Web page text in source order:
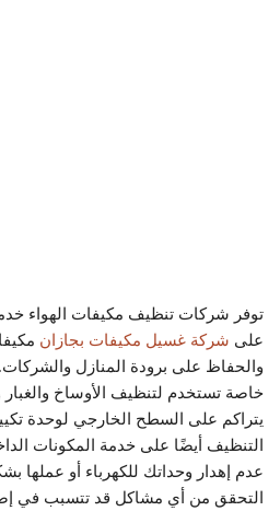
توفر شركات تنظيف مكيفات الهواء
على شركة غسيل مكيفات بجازان
والحفاظ على برودة المنازل
خاصة تستخدم لتنظيف الأوساخ
يتراكم على السطح الخارجي لوحدة
التنظيف أيضًا على خدمة المكونات
عدم إهدار وحداتك للكهرباء أو عملها
التحقق من أي مشاكل قد تتسبب في